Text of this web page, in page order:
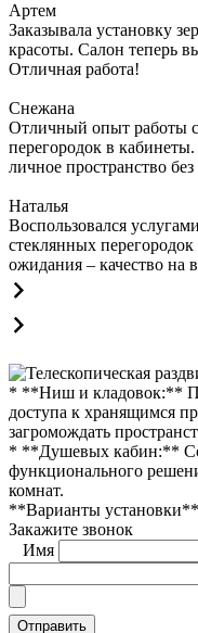
Артем
Заказывала установку
красоты. Салон теперь
Отличная работа!
Снежана
Отличный опыт работы
перегородок в
личное пространство
Наталья
Воспользовался
стеклянных перегородок
ожидания – качество на
* **Ниш и кладовок:**
доступа к хранящимся
загромождать
* **Душевых кабин:**
функционального
комнат.
**Варианты установки**
Закажите звонок
Имя
Отправить